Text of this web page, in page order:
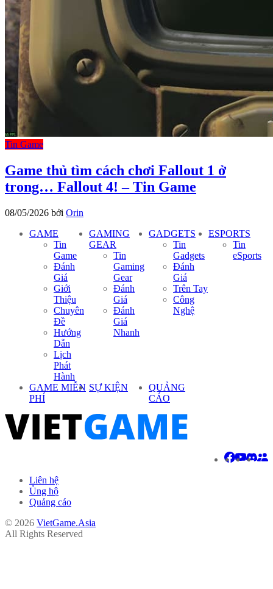
Tin Game
Game thủ tìm cách chơi Fallout 1 ở
trong… Fallout 4! – Tin Game
08/05/2026 bởi Orin
GAME
Tin
Game
Đánh
Giá
Giới
Thiệu
Chuyên
Đề
Hướng
Dẫn
Lịch
Phát
Hành
GAMING
GEAR
Tin
Gaming
Gear
Đánh
Giá
Đánh
Giá
Nhanh
GADGETS
Tin
Gadgets
Đánh
Giá
Trên Tay
Công
Nghệ
ESPORTS
Tin
eSports
GAME MIỄN
PHÍ
SỰ KIỆN
QUẢNG
CÁO
Liên hệ
Ủng hộ
Quảng cáo
© 2026 VietGame.Asia
All Rights Reserved